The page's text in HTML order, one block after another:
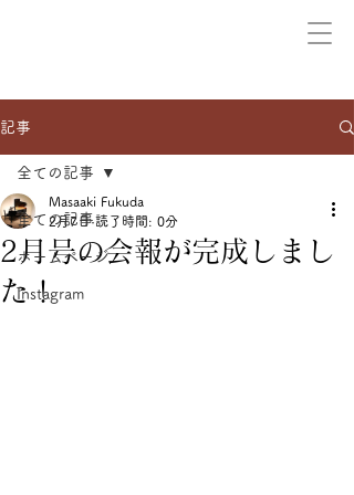
記事
全ての記事
ホームページ
Instagram
全ての記事
2月号の会報が完成しまし
た！
Masaaki Fukuda
2月7日 読了時間: 0分